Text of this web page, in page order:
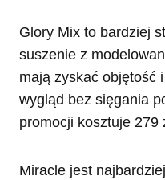
Glory Mix to bardziej
suszenie z
mają zyskać objętość
wygląd bez sięgania
promocji kosztuje 279
Miracle jest